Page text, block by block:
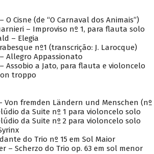
O Cisne (de “O Carnaval dos Animais”)
– Improviso nº 1, para flauta solo
– Elegia
nº1 (transcrição: J. Larocque)
Allegro Appassionato
Assobio a Jato, para flauta e violoncelo
troppo
Von fremden Ländern und Menschen (nº
da Suite nº 1 para violoncelo solo
da Suite nº 2 para violoncelo solo
do Trio nº 15 em Sol Maior
– Scherzo do Trio op. 63 em sol menor